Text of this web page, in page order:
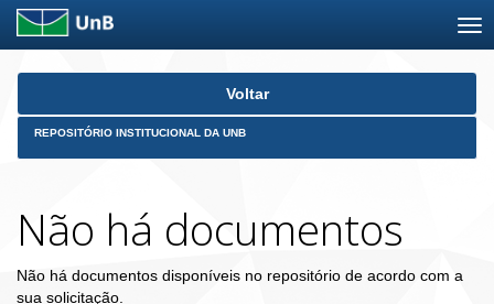
Skip
Voltar
REPOSITÓRIO INSTITUCIONAL DA UNB
Não há documentos
Não há documentos disponíveis no repositório de acordo com a
sua solicitação.